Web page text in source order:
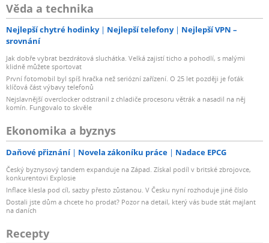
Věda a technika
Nejlepší chytré hodinky Nejlepší telefony
Nejlepší VPN –
srovnání
Jak dobře vybrat bezdrátová sluchátka. Velká zajistí ticho a pohodlí, s malými
klidně můžete sportovat
První fotomobil byl spíš hračka než seriózní zařízení. O 25 let později je foťák
klíčová část výbavy telefonů
Nejslavnější overclocker odstranil z chladiče procesoru větrák a nasadil na něj
komín. Fungovalo to skvěle
Ekonomika a byznys
Daňové přiznání Novela zákoníku práce Nadace EPCG
Český byznysový tandem expanduje na Západ. Získal podíl v britské zbrojovce,
konkurentovi Explosie
Inflace klesla pod cíl, sazby přesto zůstanou. V Česku nyní rozhoduje jiné číslo
Dostali jste dům a chcete ho prodat? Pozor na detail, který vás bude stát majlant
na daních
Recepty